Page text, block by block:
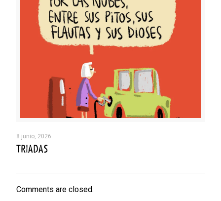
8 junio, 2026
TRIADAS
Comments are closed.